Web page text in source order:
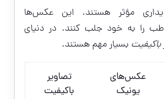
مؤثر هستند. این عکس‌ها
را به خود جلب کنند. در دنیای
باکیفیت بسیار مهم هستند.
عکس‌های
یونیک
تصاویر
باکیفیت